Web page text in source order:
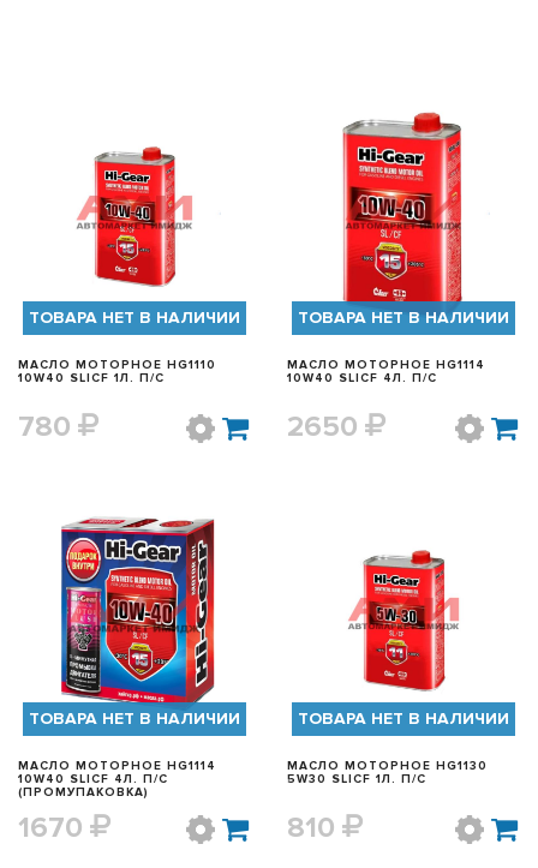
БЫСТРЫЙ ПРОСМОТР
ТОВАРА НЕТ В НАЛИЧИИ
МАСЛО МОТОРНОЕ HG1110
10W40 SL|CF 1Л. П/С
780
БЫСТРЫЙ ПРОСМОТР
ТОВАРА НЕТ В НАЛИЧИИ
МАСЛО МОТОРНОЕ HG1114
10W40 SL|CF 4Л. П/С
2650
БЫСТРЫЙ ПРОСМОТР
ТОВАРА НЕТ В НАЛИЧИИ
МАСЛО МОТОРНОЕ HG1114
10W40 SL|CF 4Л. П/С
(ПРОМУПАКОВКА)
1670
БЫСТРЫЙ ПРОСМОТР
ТОВАРА НЕТ В НАЛИЧИИ
МАСЛО МОТОРНОЕ HG1130
5W30 SL|CF 1Л. П/С
810